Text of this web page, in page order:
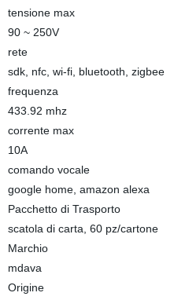
tensione max
90 ~ 250V
rete
sdk, nfc, wi-fi, bluetooth, zigbee
frequenza
433.92 mhz
corrente max
10A
comando vocale
google home, amazon alexa
Pacchetto di Trasporto
scatola di carta, 60 pz/cartone
Marchio
mdava
Origine